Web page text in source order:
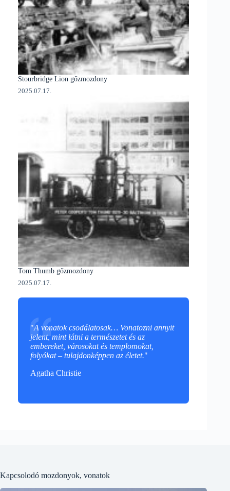
Stourbridge Lion gőzmozdony
2025.07.17.
Tom Thumb gőzmozdony
2025.07.17.
"A vonatok csodálatosak… Vonatozni annyit
jelent, mint látni a természetet és az
embereket, városokat és templomokat,
folyókat – tulajdonképpen az életet."
Agatha Christie
Kapcsolodó mozdonyok, vonatok